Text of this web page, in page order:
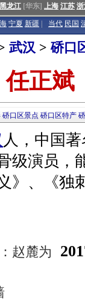
黑龙江 [华东] 上海 江苏
宁夏 新疆 当代 民国
武汉 >硚口
任正斌
硚口区景点 硚口区特产
人，中国
级演员，
》、《独
赵麓为